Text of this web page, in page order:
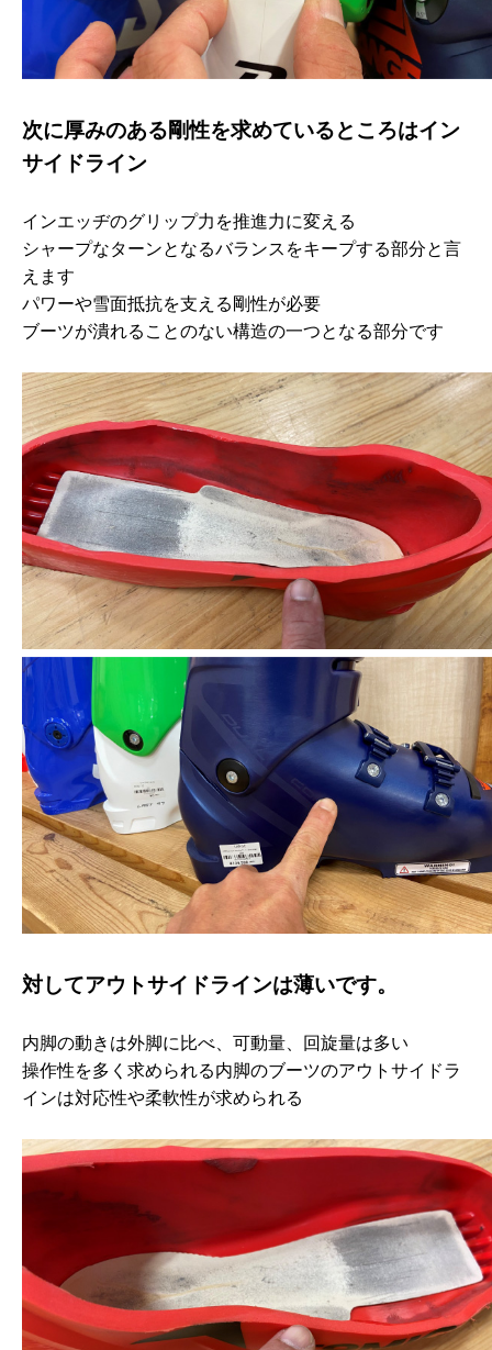
次に厚みのある剛性を求めているところはイン
サイドライン
インエッヂのグリップ力を推進力に変える
シャープなターンとなるバランスをキープする部分と言
えます
パワーや雪面抵抗を支える剛性が必要
ブーツが潰れることのない構造の一つとなる部分です
対してアウトサイドラインは薄いです。
内脚の動きは外脚に比べ、可動量、回旋量は多い
操作性を多く求められる内脚のブーツのアウトサイドラ
インは対応性や柔軟性が求められる